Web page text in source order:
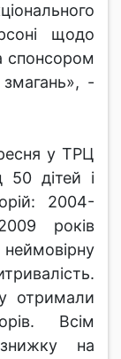
щодо
спонсором
-
у ТРЦ
50 дітей і
2004-
років
отримали
Всім
на